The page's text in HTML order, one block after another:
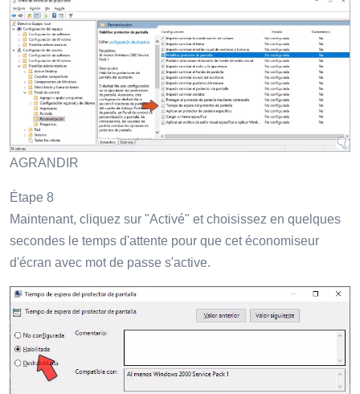
AGRANDIR
Étape 8
Maintenant, cliquez sur "Activé" et choisissez en quelques
secondes le temps d'attente pour que cet économiseur
d'écran avec mot de passe s'active.